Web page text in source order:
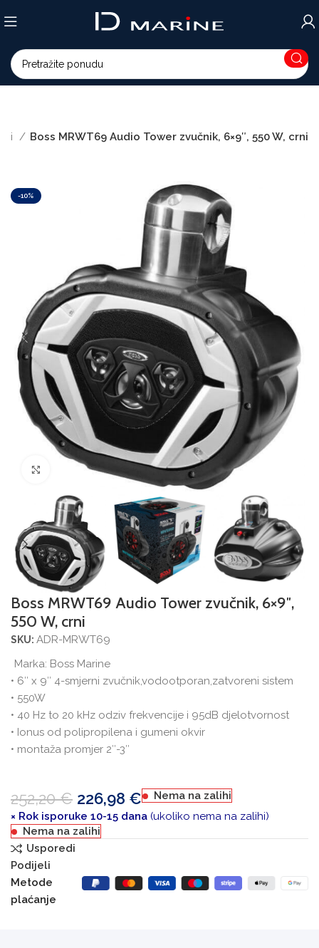
Boss MRWT69 Audio Tower zvučnik, 6×9″, 550 W, crni
-10%
Povećajte sliku
Boss MRWT69 Audio Tower zvučnik, 6×9″,
550 W, crni
SKU:ADR-MRWT69
Marka: Boss Marine
• 6″ x 9″ 4-smjerni zvučnik,vodootporan,zatvoreni sistem
• 550W
• 40 Hz to 20 kHz odziv frekvencije i 95dB djelotvornost
• Ionus od polipropilena i gumeni okvir
• montaža promjer 2″-3″
252,20€ 226,98 €
Nema na zalihi
× Rok isporuke 10-15 dana (ukoliko nema na zalihi)
Nema na zalihi
Usporedi
Podijeli
Metode
plaćanje